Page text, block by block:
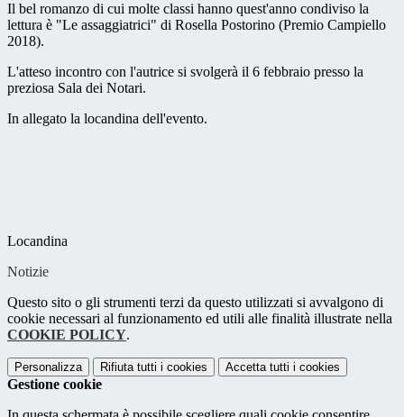
Il bel romanzo di cui molte classi hanno quest'anno condiviso la
lettura è "Le assaggiatrici" di Rosella Postorino (Premio Campiello
2018).
L'atteso incontro con l'autrice si svolgerà il 6 febbraio presso la
preziosa Sala dei Notari.
In allegato la locandina dell'evento.
Locandina
Notizie
Questo sito o gli strumenti terzi da questo utilizzati si avvalgono di
cookie necessari al funzionamento ed utili alle finalità illustrate nella
COOKIE POLICY.
Personalizza Rifiuta tutti i cookies Accetta tutti i cookies
Gestione cookie